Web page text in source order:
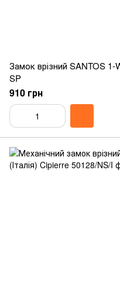
Замок врізний SANTOS
SP
910 грн